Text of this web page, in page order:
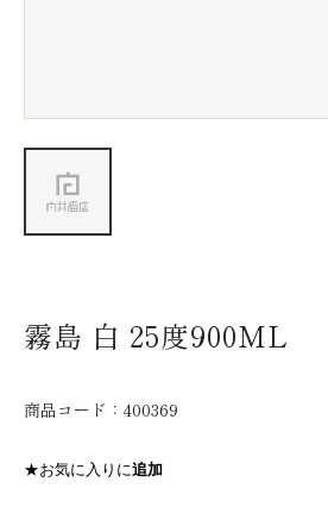
霧島 白 25度900ML
商品コード： 400369
★お気に入りに追加